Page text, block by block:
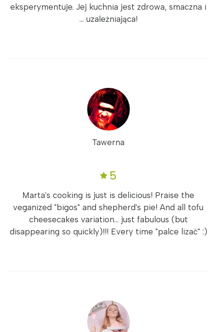
eksperymentuje. Jej kuchnia jest zdrowa, smaczna i
... uzależniająca!
Tawerna
5
Marta's cooking is just is delicious! Praise the
veganized "bigos" and shepherd's pie! And all tofu
cheesecakes variation... just fabulous (but
disappearing so quickly)!!! Every time "palce lizać" :)